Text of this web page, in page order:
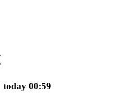
00:59